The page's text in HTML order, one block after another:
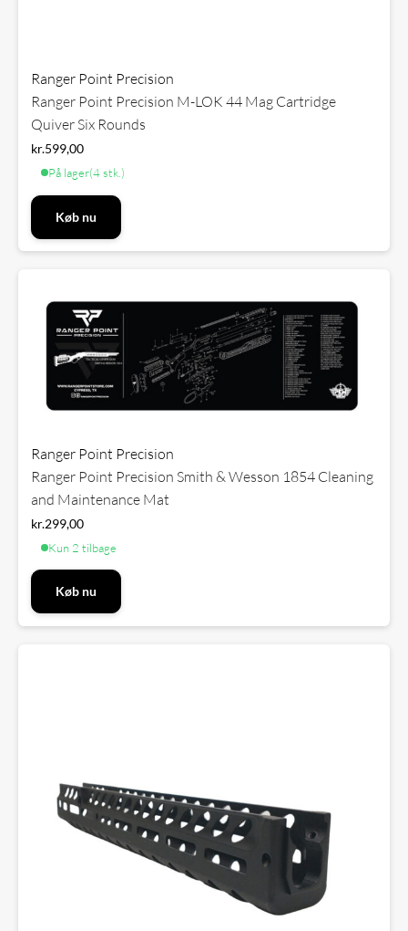
Ranger Point Precision
Ranger Point Precision M-LOK 44 Mag Cartridge
Quiver Six Rounds
kr.599,00
På lager(4 stk.)
Køb nu
Ranger Point Precision
Ranger Point Precision Smith & Wesson 1854 Cleaning
and Maintenance Mat
kr.299,00
Kun 2 tilbage
Køb nu